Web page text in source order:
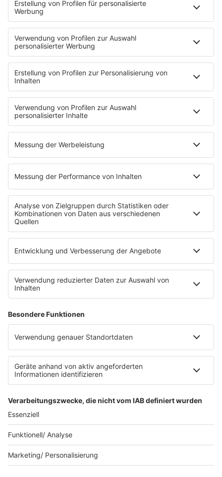
STARTSEITE
SERVICE
Kontakt
Newsletter
Jobs & Praktika
Pressekontakt
Presse & Downloads
Verkehr
Wetter
RADIO REGENBOGEN App
radio.de
radioplayer.de
WERBUNG
Leistungen und Produkte
Mediadaten und Preisliste
Ansprechpartner
RECHTLICHES
Impressum
Datenschutz
Datenschutzeinstellungen
Datenverarbeitung bei Gewinnspielen
Gewinnspielregeln Social Media
Bildnachweise
© RADIO REGENBOGEN - Eine Marke der Audiotainment Südwest
GmbH & Co. KG